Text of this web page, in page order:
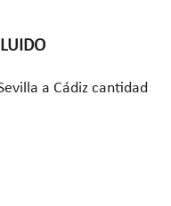
a Cádiz cantidad